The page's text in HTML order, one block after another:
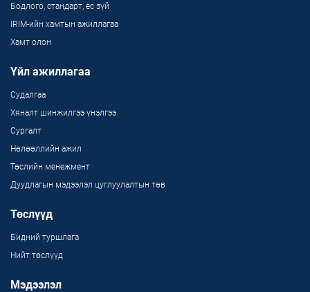
Бодлого, стандарт, ёс зүй
IRIM-ийн хамтын ажиллагаа
Хамт олон
Үйл ажиллагаа
Судалгаа
Хяналт шинжилгээ үнэлгээ
Сургалт
Нөлөөллийн ажил
Төслийн менежмент
Дуудлагын мэдээлэл цуглуулалтын төв
Төслүүд
Бидний туршлага
Нийт төслүүд
Мэдээлэл